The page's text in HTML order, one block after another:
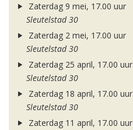
Zaterdag 9 mei, 17.00 uur
Sleutelstad 30
Zaterdag 2 mei, 17.00 uur
Sleutelstad 30
Zaterdag 25 april, 17.00 uur
Sleutelstad 30
Zaterdag 18 april, 17.00 uur
Sleutelstad 30
Zaterdag 11 april, 17.00 uur